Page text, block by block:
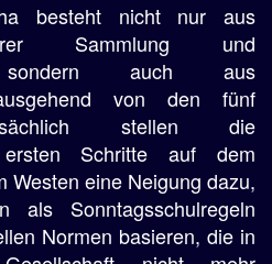
besteht nicht nur aus
Sammlung und
sondern auch aus
von den fünf
stellen die
ersten Schritte auf dem
Westen eine Neigung dazu,
als Sonntagsschulregeln
Normen basieren, die in